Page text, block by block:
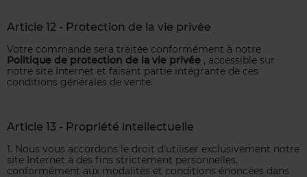
Article 12 - Protection de la vie privée
Votre commande sera traitée conformément à notre
Politique de protection de la vie privée , accessible sur
notre site Internet et faisant partie intégrante de ces
conditions générales de vente.
Article 13 - Propriété intellectuelle
1. Nous vous accordons le droit d'utiliser exclusivement notre
site Internet à des fins strictement personnelles,
conformément aux modalités et conditions énoncées dans